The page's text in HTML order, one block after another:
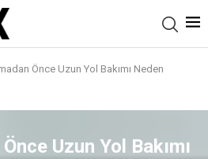
Önce Uzun Yol Bakımı Neden
Uzun Yol Bakımı